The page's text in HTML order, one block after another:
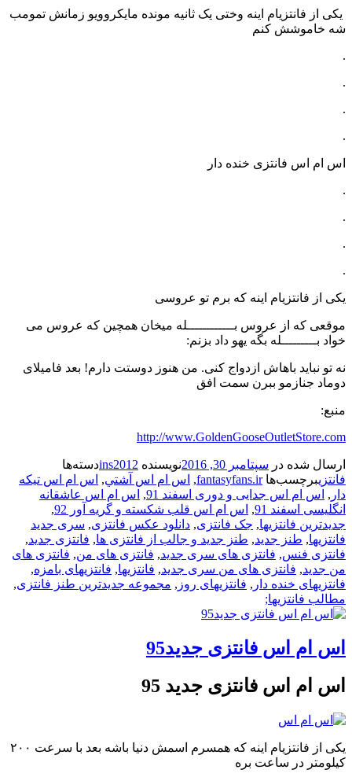
یکی از فانتزیام اینه وختی یک ثانیه مونده مایکروویو زمانش تمومب
شه خاموشش کنم
.
.
.
.
اس ام اس فانتزی خنده دار
.
.
.
.
یکی از فانتزیام اینه که برم تو عروسی
موقعی که از عروس بــــــــــــله میخان همچین که عروس می
خواد بـــــــــله بگه یهو داد بزنم:
نه تو نباید باهاش ازدواج کنی. من هنوز دوستت دارم! بعد فامیلای
دوماد جنازمو ببرن سمت افق
منبع:
http://www.GoldenGooseOutletStore.com
ارسال شده در سپتامبر 30, 2016 نویسنده ins2012دسته‌ها
فانتزیبرچسب‌هاfantasyfans.ir
, اس ام اس آشتي, اس ام اس تیکه
دار , اس ام اس جدایی و دوری اسفند 91 , اس ام اس عاشقانه
انگلیسی اسفند 91
, اس ام اس قلب شکسته و گریه آور 92
,
جدیدترین فانتزیها, جک فانتزی, دانلود عکس فانتزی, سری جدید
فانتزیها, طنز جدید, طنز جدید و جالب از فانتزی ها, فانتزی جدید,
فانتزی فنس, فانتزی های سری جدید, فانتزی های من, فانتزی های
من جدید, فانتزی های من سری جدید, فانتزیها, فانتزیهای بامزه,
فانتزیهای خنده دار , فانتزیهای روز , مجموعه جدیدترین طنز فانتزی,
مطالب فانتزیها;
اس ام اس فانتزی جدید95
اس ام اس فانتزی جدید 95
یکی از فانتزیام اینه که همسرم اسمش دنیا باشه بعد با سرعت ۲۰۰
کیلومتر در ساعت بره